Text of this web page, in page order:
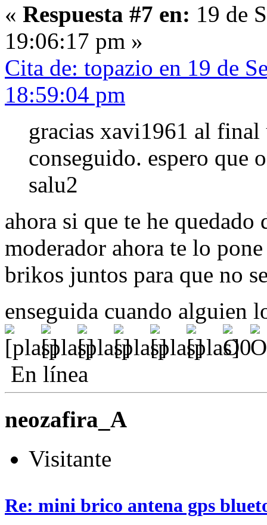
« Respuesta #7 en: 19 de
19:06:17 pm »
Cita de: topazio en 19 de
18:59:04 pm
gracias xavi1961 al
conseguido. espero que
salu2
ahora si que te he
moderador ahora te lo
brikos juntos para que no
enseguida cuando alguien
En línea
neozafira_A
Visitante
Re: mini brico antena gps